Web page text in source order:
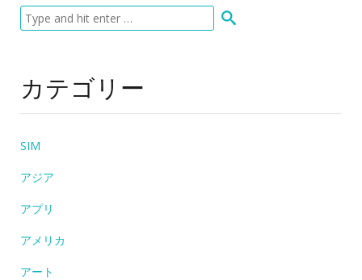
カテゴリー
SIM
アジア
アプリ
アメリカ
アート